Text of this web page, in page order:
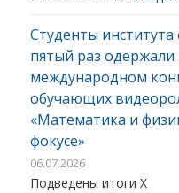
Студенты института
пятый раз одержали
международном
обучающих
«Математика и
фокусе»
06.07.2026
Подведены итоги X